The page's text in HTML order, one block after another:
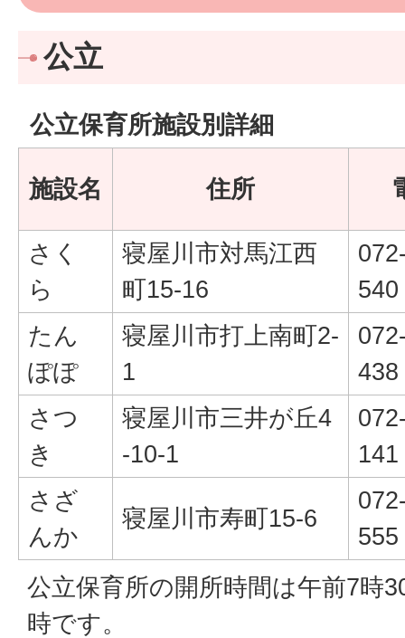
公立
公立保育所施設別詳細
施設名 住所
さく
ら
寝屋川市対馬江西
町15-16
540
たん
ぽぽ
寝屋川市打上南町2-
1
438
さつ
き
寝屋川市三井が丘4
-10-1
141
さざ
んか
寝屋川市寿町15-6
555
公立保育所の開所時間は午前7時
時です。